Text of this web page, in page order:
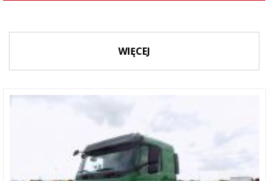
WIĘCEJ